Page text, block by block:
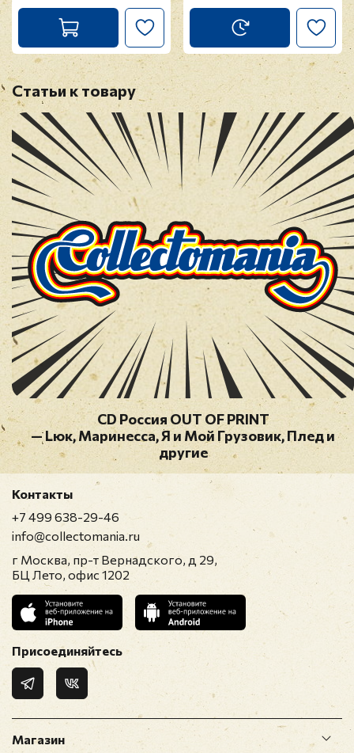
Статьи к товару
СD Россия OUT OF PRINT
— Lюк, Маринесса, Я и Мой Грузовик, Плед и
другие
Магазин
Контакты
+7 499 638-29-46
info@collectomania.ru
г Москва, пр-т Вернадского, д 29,
БЦ Лето, офис 1202
Присоединяйтесь